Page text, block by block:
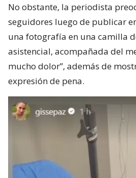
No obstante, la periodista
seguidores luego de publicar
una fotografía en una camilla
asistencial, acompañada del
mucho dolor”, además de
expresión de pena.